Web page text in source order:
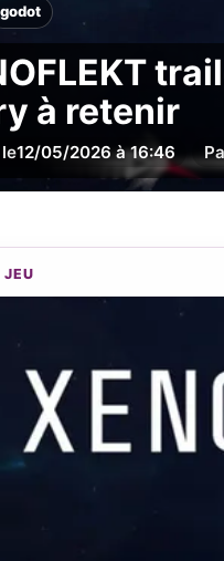
godot
à retenir
12/05/2026 à 16:46
JEU